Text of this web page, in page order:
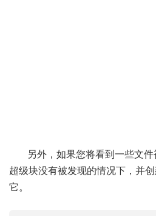
另外，如果您将看到一些文
超级块没有被发现的情况下，并
它。